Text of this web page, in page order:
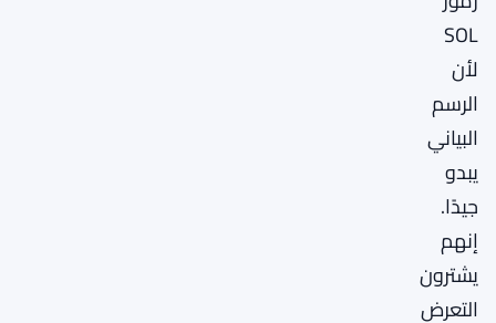
SOL
لأن
الرسم
البياني
يبدو
جيدًا.
إنهم
يشترون
التعرض